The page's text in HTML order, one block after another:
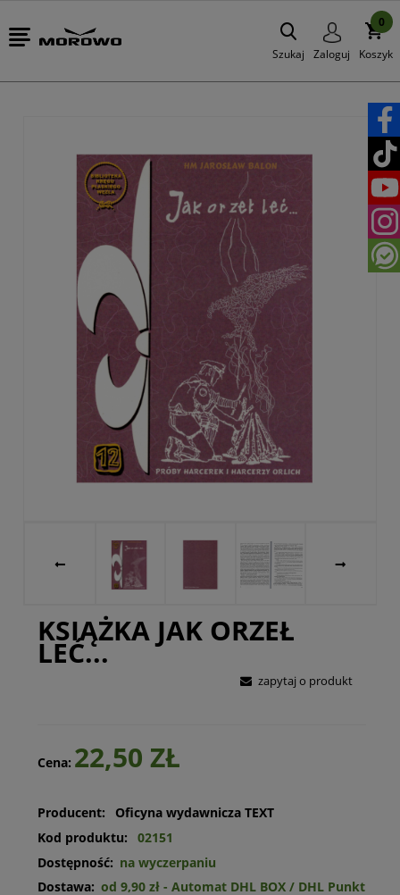
Szukaj Zaloguj Koszyk
0
KSIĄŻKA JAK ORZEŁ
LEĆ...
zapytaj o produkt
Cena: 22,50 ZŁ
Producent:
Oficyna wydawnicza TEXT
Kod produktu:
02151
Dostępność: na wyczerpaniu
Dostawa: od 9,90 zł - Automat DHL BOX / DHL Punkt